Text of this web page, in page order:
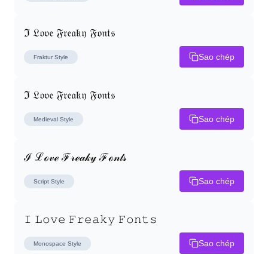
ℑ 𝔏𝔬𝔳𝔢 𝔉𝔯𝔢𝔞𝔨𝔶 𝔉𝔬𝔫𝔱𝔰
Fraktur Style Sao chép
ℑ 𝔏𝔬𝔳𝔢 𝔉𝔯𝔢𝔞𝔨𝔶 𝔉𝔬𝔫𝔱𝔰
Medieval Style Sao chép
ℐ ℒℴ𝓋ℯ ℱ𝓇ℯ𝒶𝓀𝓎 ℱℴ𝓃𝓉𝓈
Script Style Sao chép
𝙸 𝙻𝚘𝚟𝚎 𝙵𝚛𝚎𝚊𝚔𝚢 𝙵𝚘𝚗𝚝𝚜
Monospace Style Sao chép